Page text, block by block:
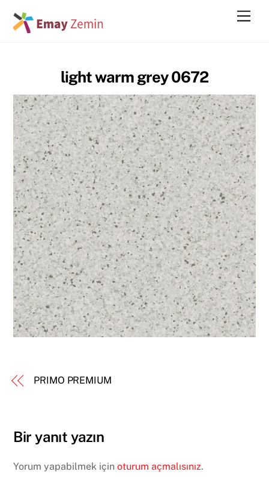
light warm grey 0672
PRIMO PREMIUM
Bir yanıt yazın
Yorum yapabilmek içinoturum açmalısınız.